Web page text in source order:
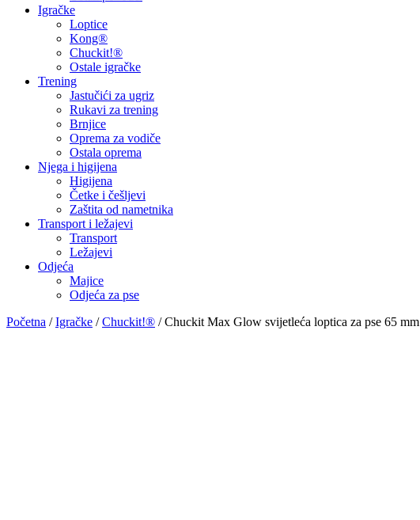
Igračke
Loptice
Kong®
Chuckit!®
Ostale igračke
Trening
Jastučići za ugriz
Rukavi za trening
Brnjice
Oprema za vodiče
Ostala oprema
Njega i higijena
Higijena
Četke i češljevi
Zaštita od nametnika
Transport i ležajevi
Transport
Ležajevi
Odjeća
Majice
Odjeća za pse
Početna /Igračke /Chuckit!® / Chuckit Max Glow svijetleća loptica za pse 65 mm